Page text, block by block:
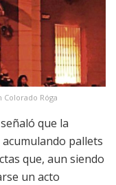
Róga
que la
pallets
que, aun siendo
un acto